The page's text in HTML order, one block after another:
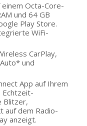
Octa-Core-
und 64 GB
Play Store.
WiFi-
CarPlay,
und
App auf Ihrem
Echtzeit-
Blitzer,
auf dem Radio-
anzeigt.